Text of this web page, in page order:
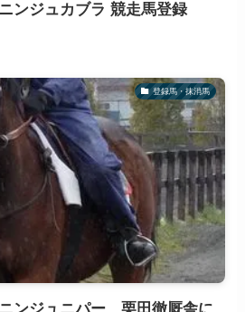
ンジュカブラ 競走馬登録
登録馬・抹消馬